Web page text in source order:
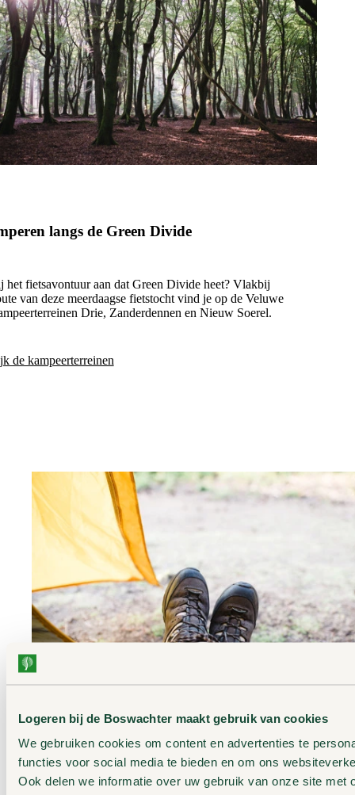
Logeren bij de Boswachter maakt gebruik van cookies
We gebruiken cookies om content en advertenties te
functies voor social media te bieden en om ons
Ook delen we informatie over uw gebruik van onze site met
langs de Green Divide
het fietsavontuur aan dat Green Divide heet? Vlakbij
van deze meerdaagse fietstocht vind je op de Veluwe
Drie, Zanderdennen en Nieuw Soerel.
de kampeerterreinen
Kamperen langs het Pieterpad